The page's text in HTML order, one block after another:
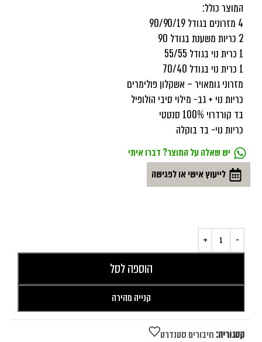
המוצר כולל:
4 מזרונים בגודל 90/90/19
2 כריות משענת בגודל 90
1 כרית נוי בגודל 55/55
1 כרית נוי בגודל 70/40
מזרוני גומאויר – אשקלון פולימרים
כריות נוי + גב- מילוי סיבי הולופיל
בד קורדרוי 100% סנטטי
כריות נוי- בד בוקלה
יש שאלה על המוצר? דברו איתי
לייעוץ אישי או לפגישה
הוספה לסל
קנייה מהירה
קטגוריה: חיבורים סטנדרט